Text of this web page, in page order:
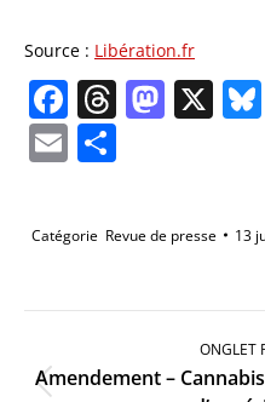
Source : Libération.fr
Facebook
Threads
X
Email
Catégorie Revue de presse 13
Navigation
ONGLET
Amendement –